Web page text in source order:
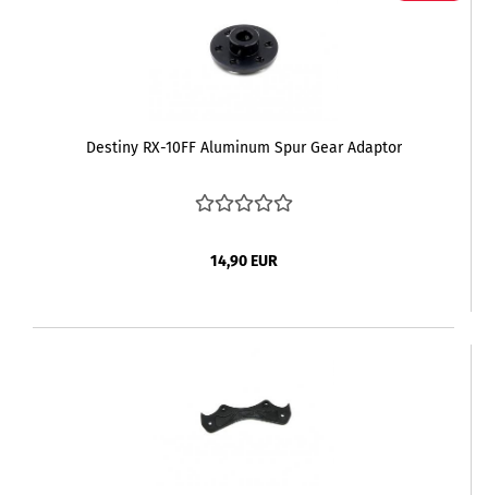
Destiny RX-10FF Aluminum Spur Gear Adaptor
14,90 EUR